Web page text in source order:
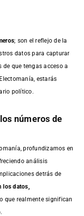
; son el reflejo de la
datos para capturar
que tengas acceso a
estarás
político.
números de
profundizamos en
análisis
detrás de
los datos,
que realmente significan